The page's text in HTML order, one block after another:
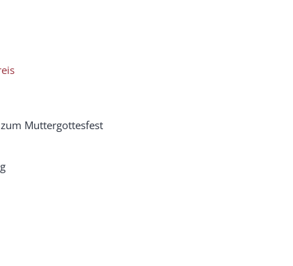
Muttergottesfest